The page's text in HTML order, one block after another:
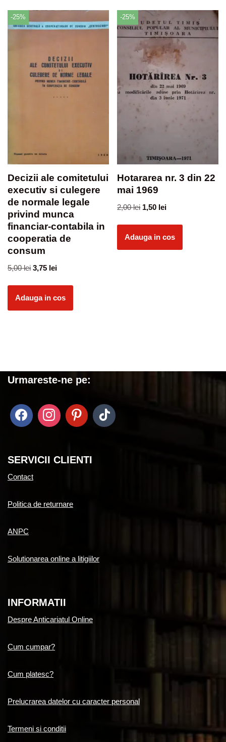
-25%
Decizii ale comitetului
executiv si culegere
de normale legale
privind munca
financiar-contabila in
cooperatia de
consum
5,00lei 3,75 lei
Adauga in cos
-25%
Hotararea nr. 3 din 22
mai 1969
2,00lei 1,50 lei
Adauga in cos
Urmareste-ne pe:
SERVICII CLIENTI
Contact
Politica de returnare
ANPC
Solutionarea online a litigiilor
INFORMATII
Despre Anticariatul Online
Cum cumpar?
Cum platesc?
Prelucrarea datelor cu caracter personal
Termeni si conditii